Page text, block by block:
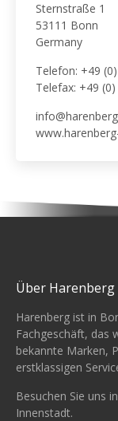
Sternstraße 1
53111 Bonn
Germany
Telefon: +49
Telefax: +49
Über Harenberg
Harenberg ist in
Fachgeschäft, das
bekannte Marken,
erstklassigen
Besuchen Sie uns
Innenstadt.